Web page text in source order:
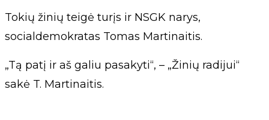
Tokių žinių teigė turįs ir NSGK narys,
socialdemokratas Tomas Martinaitis.
„Tą patį ir aš galiu pasakyti“, – „Žinių radijui“
sakė T. Martinaitis.